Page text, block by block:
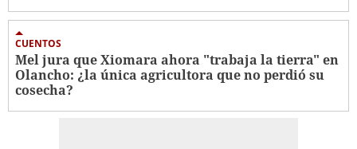
CUENTOS
Mel jura que Xiomara ahora "trabaja la tierra" en
Olancho: ¿la única agricultora que no perdió su
cosecha?